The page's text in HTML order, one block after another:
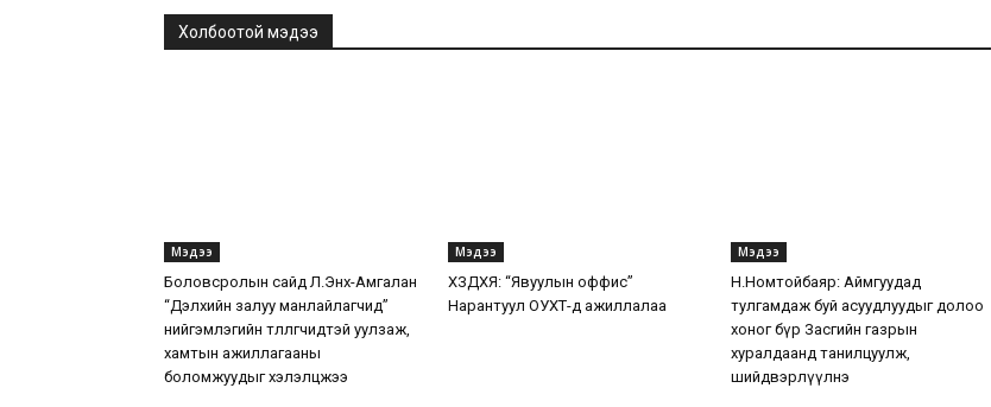
Холбоотой мэдээ
Мэдээ
Боловсролын сайд Л.Энх-Амгалан
“Дэлхийн залуу манлайлагчид”
нийгэмлэгийн төлөөлөгчидтэй уулзаж,
хамтын ажиллагааны
боломжуудыг хэлэлцжээ
Мэдээ
ХЗДХЯ: “Явуулын оффис”
Нарантуул ОУХТ-д ажиллалаа
Мэдээ
Н.Номтойбаяр: Аймгуудад
тулгамдаж буй асуудлуудыг долоо
хоног бүр Засгийн газрын
хуралдаанд танилцуулж,
шийдвэрлүүлнэ